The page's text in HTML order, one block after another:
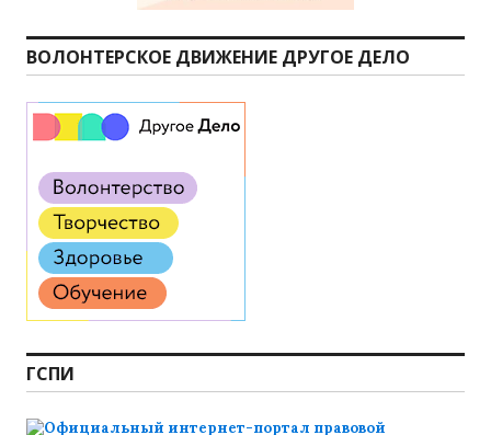
ВОЛОНТЕРСКОЕ ДВИЖЕНИЕ ДРУГОЕ ДЕЛО
ГСПИ